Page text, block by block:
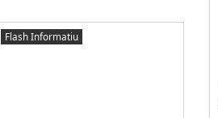
Flash Informatiu